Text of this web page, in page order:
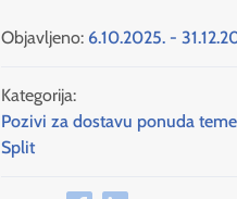
Objavljeno: 6.10.2025. -
Kategorija:
Pozivi za dostavu ponuda
Split